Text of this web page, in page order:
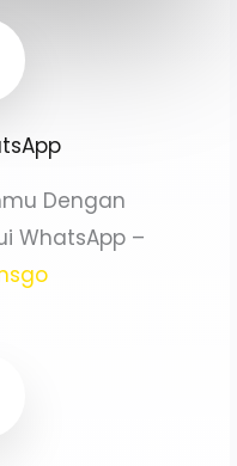
Dengan
WhatsApp –